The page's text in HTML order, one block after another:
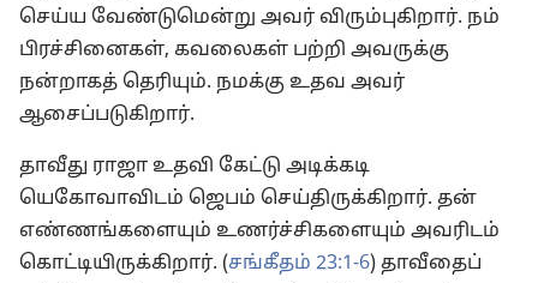
செய்ய வேண்டுமென்று அவர் விரும்புகிறார். நம்
பிரச்சினைகள், கவலைகள் பற்றி அவருக்கு
நன்றாகத் தெரியும். நமக்கு உதவ அவர்
ஆசைப்படுகிறார்.
தாவீது ராஜா உதவி கேட்டு அடிக்கடி
யெகோவாவிடம் ஜெபம் செய்திருக்கிறார். தன்
எண்ணங்களையும் உணர்ச்சிகளையும் அவரிடம்
கொட்டியிருக்கிறார். (சங்கீதம் 23:1-6) தாவீதைப்